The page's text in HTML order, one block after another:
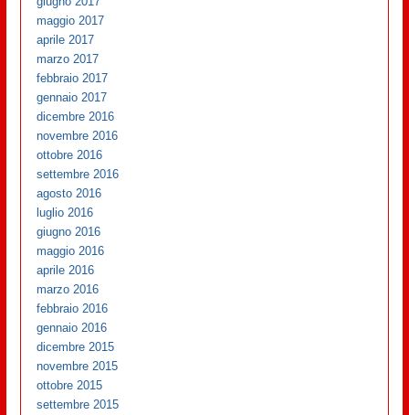
maggio 2017
aprile 2017
marzo 2017
febbraio 2017
gennaio 2017
dicembre 2016
novembre 2016
ottobre 2016
settembre 2016
agosto 2016
luglio 2016
giugno 2016
maggio 2016
aprile 2016
marzo 2016
febbraio 2016
gennaio 2016
dicembre 2015
novembre 2015
ottobre 2015
settembre 2015